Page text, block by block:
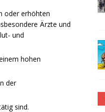
oder erhöhten
Ärzte und
und
hohen
der
sind.